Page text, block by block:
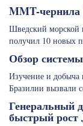
MMT-чернила
Шведский морской
получил 10 новых
Обзор
Изучение и добыча
Бразилии вызвали
Генеральный
быстрый рост